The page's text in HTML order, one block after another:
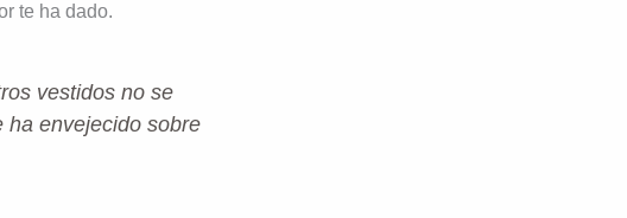
te ha dado.
vestidos no se
ha envejecido sobre